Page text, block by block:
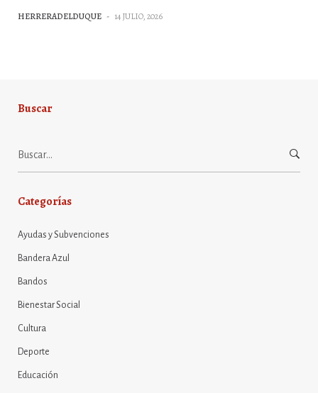
HERRERADELDUQUE - 14 JULIO, 2026
Buscar
Categorías
Ayudas y Subvenciones
Bandera Azul
Bandos
Bienestar Social
Cultura
Deporte
Educación